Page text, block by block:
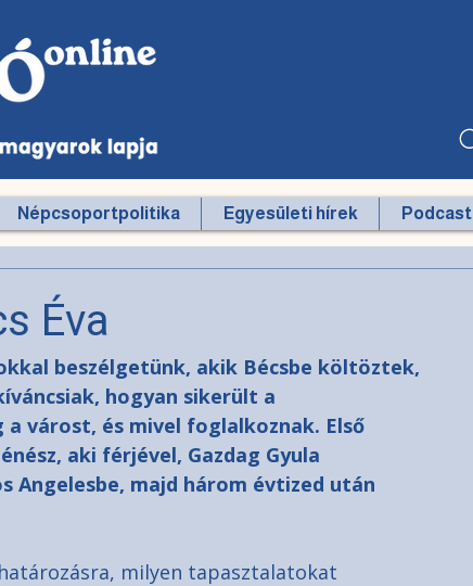
Népcsoportpolitika Egyesületi hírek Podcast
Éva
beszélgetünk, akik Bécsbe költöztek,
hogyan sikerült a
várost, és mivel foglalkoznak. Első
aki férjével, Gazdag Gyula
Angelesbe, majd három évtized után
milyen tapasztalatokat